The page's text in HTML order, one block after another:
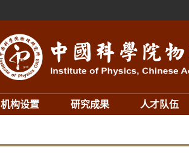
机构设置 研究成果 人才队伍